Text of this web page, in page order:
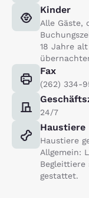
Kinder
Alle Gäste,
18 Jahre
Fax
(262) 334-
24/7
Haustiere
Haustiere
Allgemein:
Begleittiere
gestattet.